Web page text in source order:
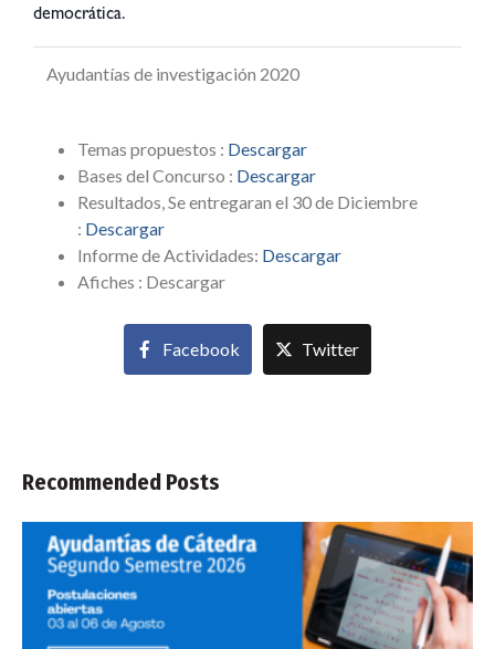
democrática.
Ayudantías de investigación 2020
Temas propuestos : Descargar
Bases del Concurso : Descargar
Resultados, Se entregaran el 30 de Diciembre
: Descargar
Informe de Actividades: Descargar
Afiches : Descargar
Facebook Twitter
Recommended Posts